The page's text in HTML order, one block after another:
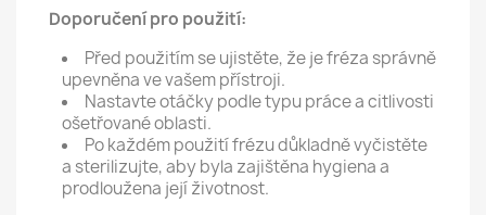
Doporučení pro použití:
Před použitím se ujistěte, že je fréza správně
upevněna ve vašem přístroji.
Nastavte otáčky podle typu práce a citlivosti
ošetřované oblasti.
Po každém použití frézu důkladně vyčistěte
a sterilizujte, aby byla zajištěna hygiena a
prodloužena její životnost.